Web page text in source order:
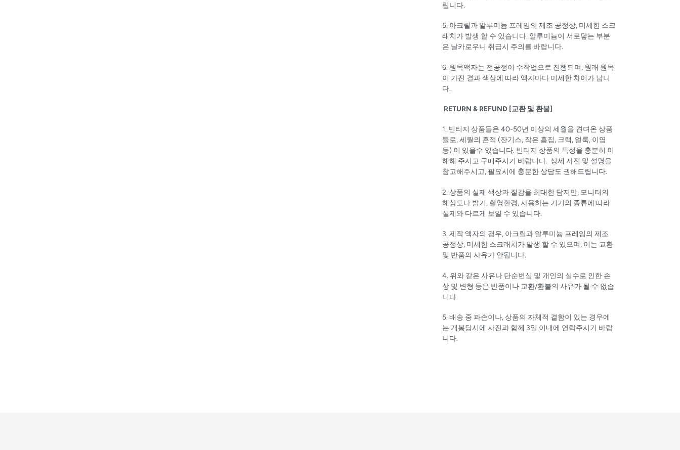
립니다.
5. 아크릴과 알루미늄 프레임의 제조 공정상, 미세한 스크
래치가 발생 할 수 있습니다. 알루미늄이 서로닿는 부분
은 날카로우니 취급시 주의를 바랍니다.
6. 원목액자는 전공정이 수작업으로 진행되며, 원래 원목
이 가진 결과 색상에 따라 액자마다 미세한 차이가 납니
다.
RETURN & REFUND [교환 및 환불]
1. 빈티지 상품들은 40-50년 이상의 세월을 견뎌온 상품
들로, 세월의 흔적 (잔기스, 작은 흠집, 크랙, 얼룩, 이염
등) 이 있을수 있습니다. 빈티지 상품의 특성을 충분히 이
해해 주시고 구매주시기 바랍니다. 상세 사진 및 설명을
참고해주시고, 필요시에 충분한 상담도 권해드립니다.
2. 상품의 실제 색상과 질감을 최대한 담지만, 모니터의
해상도나 밝기, 촬영환경, 사용하는 기기의 종류에 따라
실제와 다르게 보일 수 있습니다.
3. 제작 액자의 경우, 아크릴과 알루미늄 프레임의 제조
공정상, 미세한 스크래치가 발생 할 수 있으며, 이는 교환
및 반품의 사유가 안됩니다.
4. 위와 같은 사유나 단순변심 및 개인의 실수로 인한 손
상 및 변형 등은 반품이나 교환/환불의 사유가 될 수 없습
니다.
5. 배송 중 파손이나, 상품의 자체적 결함이 있는 경우에
는 개봉당시에 사진과 함께 3일 이내에 연락주시기 바랍
니다.